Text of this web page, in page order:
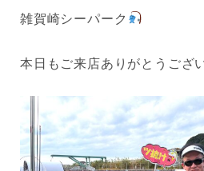
雑賀崎シーパーク
本日もご来店ありがとうござ